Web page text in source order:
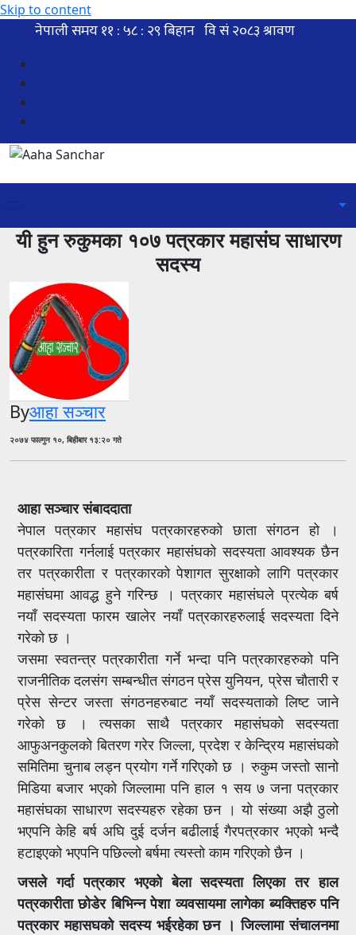
Skip to content
यी हुन रुकुमका १०७ पत्रकार महासंघ साधारण
सदस्य
Byआहा सञ्चार
२०७४ फाल्गुन १०, बिहीबार १३:२० गते
आहा सञ्चार संबाददाता
नेपाल पत्रकार महासंघ पत्रकारहरुको छाता संगठन हो ।
पत्रकारिता गर्नलाई पत्रकार महासंघको सदस्यता आवश्यक छैन
तर पत्रकारीता र पत्रकारको पेशागत सुरक्षाको लागि पत्रकार
महासंघमा आवद्ध हुने गरिन्छ । पत्रकार महासंघले प्रत्येक बर्ष
नयाँ सदस्यता फारम खालेर नयाँ पत्रकारहरुलाई सदस्यता दिने
गरेको छ ।
जसमा स्वतन्त्र पत्रकारीता गर्ने भन्दा पनि पत्रकारहरुको पनि
राजनीतिक दलसंग सम्बन्धीत संगठन प्रेस युनियन, प्रेस चौतारी र
प्रेस सेन्टर जस्ता संगठनहरुबाट नयाँ सदस्यताको लिष्ट जाने
गरेको छ । त्यसका साथै पत्रकार महासंघको सदस्यता
आफुअनकुलको बितरण गरेर जिल्ला, प्रदेश र केन्द्रिय महासंघको
समितिमा चुनाब लड्न प्रयोग गर्ने गरिएको छ । रुकुम जस्तो सानो
मिडिया बजार भएको जिल्लामा पनि हाल १ सय ७ जना पत्रकार
महासंघका साधारण सदस्यहरु रहेका छन । यो संख्या अझै ठुलो
भएपनि केहि बर्ष अघि दुई दर्जन बढीलाई गैरपत्रकार भएको भन्दै
हटाइएको भएपनि पछिल्लो बर्षमा त्यस्तो काम गरिएको छैन ।
जसले गर्दा पत्रकार भएको बेला सदस्यता लिएका तर हाल
पत्रकारीता छोडेर बिभिन्न पेशा व्यवसायमा लागेका ब्यक्तिहरु पनि
पत्रकार महासघको सदस्य भईरहेका छन । जिल्लामा संचालनमा